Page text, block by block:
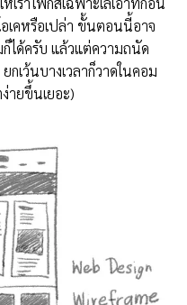
เคหรือเปล่า ขั้นตอนนี้อาจ
ได้ครับ แล้วแต่ความถนัด
เว้นบางเวลาก็วาดในคอม
ายขึ้นเยอะ)